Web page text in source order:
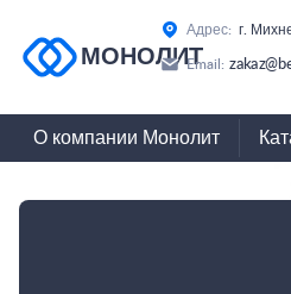
МОНОЛИТ
Адрес: г.
Email:
О компании Монолит